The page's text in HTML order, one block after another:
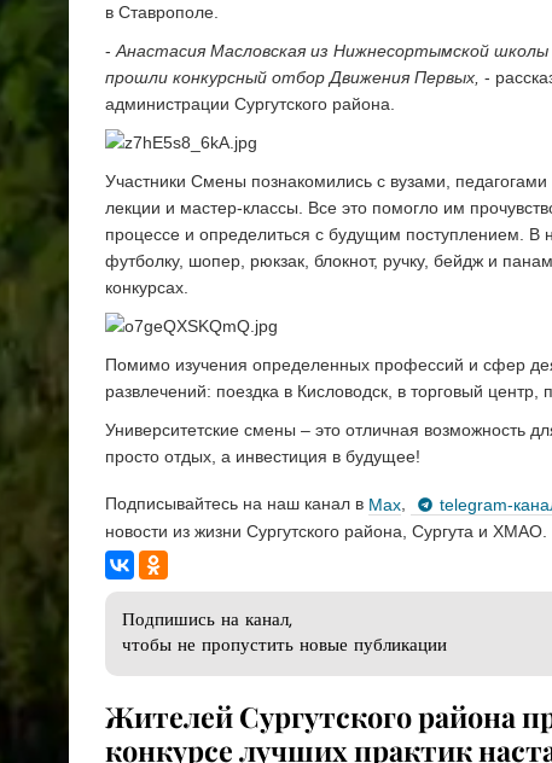
в Ставрополе.
- Анастасия Масловская из Нижнесортымской школы
прошли конкурсный отбор Движения Первых, -
администрации Сургутского района.
Участники Смены познакомились с вузами,
лекции и мастер-классы. Все это помогло им
процессе и определиться с будущим поступлением.
футболку, шопер, рюкзак, блокнот, ручку, бейдж и
конкурсах.
Помимо изучения определенных профессий и сфер
развлечений: поездка в Кисловодск, в торговый
Университетские смены – это отличная возможность
просто отдых, а инвестиция в будущее!
Подписывайтесь на наш канал в Max, telegram-
новости из жизни Сургутского района, Сургута и ХМАО.
Подпишись на канал,
чтобы не пропустить новые публикации
Жителей Сургутского района
конкурсе лучших практик